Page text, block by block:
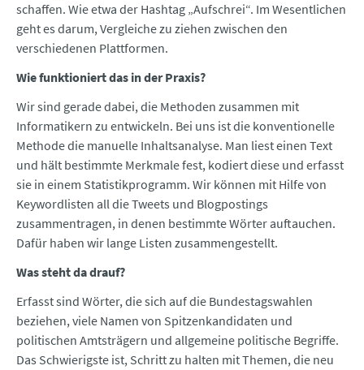
schaffen. Wie etwa der Hashtag „Aufschrei“. Im Wesentlichen
geht es darum, Vergleiche zu ziehen zwischen den
verschiedenen Plattformen.
Wie funktioniert das in der Praxis?
Wir sind gerade dabei, die Methoden zusammen mit
Informatikern zu entwickeln. Bei uns ist die konventionelle
Methode die manuelle Inhaltsanalyse. Man liest einen Text
und hält bestimmte Merkmale fest, kodiert diese und erfasst
sie in einem Statistikprogramm. Wir können mit Hilfe von
Keywordlisten all die Tweets und Blogpostings
zusammentragen, in denen bestimmte Wörter auftauchen.
Dafür haben wir lange Listen zusammengestellt.
Was steht da drauf?
Erfasst sind Wörter, die sich auf die Bundestagswahlen
beziehen, viele Namen von Spitzenkandidaten und
politischen Amtsträgern und allgemeine politische Begriffe.
Das Schwierigste ist, Schritt zu halten mit Themen, die neu